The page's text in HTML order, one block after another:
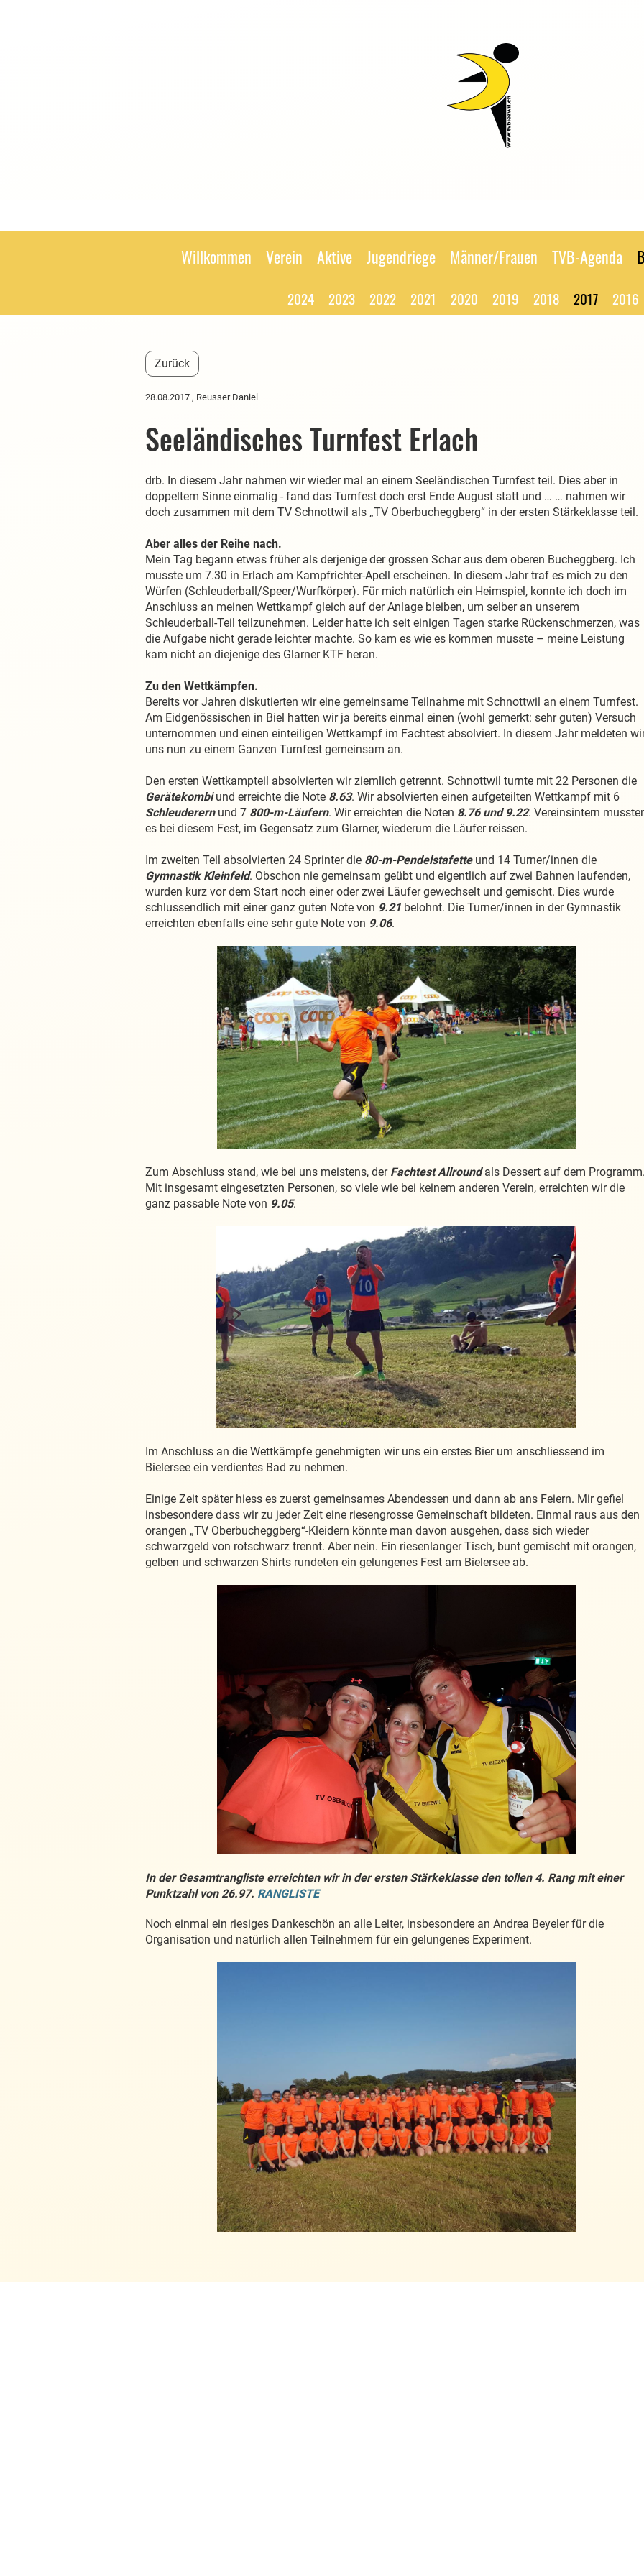
Willkommen Verein Aktive Jugendriege Männer/Frauen TVB-Agenda
2024 2023 2022 2021 2020 2019 2018 2017 2016
Zurück
28.08.2017, Reusser Daniel
Seeländisches Turnfest Erlach
drb. In diesem Jahr nahmen wir wieder mal an einem Seeländischen Turnfest teil. Dies aber in
doppeltem Sinne einmalig - fand das Turnfest doch erst Ende August statt und … … nahmen wir
doch zusammen mit dem TV Schnottwil als „TV Oberbucheggberg“ in der ersten Stärkeklasse teil.
Aber alles der Reihe nach.
Mein Tag begann etwas früher als derjenige der grossen Schar aus dem oberen Bucheggberg. Ich
musste um 7.30 in Erlach am Kampfrichter-Apell erscheinen. In diesem Jahr traf es mich zu den
Würfen (Schleuderball/Speer/Wurfkörper). Für mich natürlich ein Heimspiel, konnte ich doch im
Anschluss an meinen Wettkampf gleich auf der Anlage bleiben, um selber an unserem
Schleuderball-Teil teilzunehmen. Leider hatte ich seit einigen Tagen starke Rückenschmerzen, was
die Aufgabe nicht gerade leichter machte. So kam es wie es kommen musste – meine Leistung
kam nicht an diejenige des Glarner KTF heran.
Zu den Wettkämpfen.
Bereits vor Jahren diskutierten wir eine gemeinsame Teilnahme mit Schnottwil an einem Turnfest.
Am Eidgenössischen in Biel hatten wir ja bereits einmal einen (wohl gemerkt: sehr guten) Versuch
unternommen und einen einteiligen Wettkampf im Fachtest absolviert. In diesem Jahr meldeten
uns nun zu einem Ganzen Turnfest gemeinsam an.
Den ersten Wettkampteil absolvierten wir ziemlich getrennt. Schnottwil turnte mit 22 Personen die
Gerätekombi und erreichte die Note 8.63. Wir absolvierten einen aufgeteilten Wettkampf mit 6
Schleuderern und 7 800-m-Läufern. Wir erreichten die Noten 8.76 und 9.22. Vereinsintern
es bei diesem Fest, im Gegensatz zum Glarner, wiederum die Läufer reissen.
Im zweiten Teil absolvierten 24 Sprinter die 80-m-Pendelstafetteund 14 Turner/innen die
Gymnastik Kleinfeld. Obschon nie gemeinsam geübt und eigentlich auf zwei Bahnen laufenden,
wurden kurz vor dem Start noch einer oder zwei Läufer gewechselt und gemischt. Dies wurde
schlussendlich mit einer ganz guten Note von 9.21belohnt. Die Turner/innen in der Gymnastik
erreichten ebenfalls eine sehr gute Note von 9.06.
Zum Abschluss stand, wie bei uns meistens, der Fachtest Allroundals Dessert auf dem
Mit insgesamt eingesetzten Personen, so viele wie bei keinem anderen Verein, erreichten wir die
ganz passable Note von 9.05.
Im Anschluss an die Wettkämpfe genehmigten wir uns ein erstes Bier um anschliessend im
Bielersee ein verdientes Bad zu nehmen.
Einige Zeit später hiess es zuerst gemeinsames Abendessen und dann ab ans Feiern. Mir gefiel
insbesondere dass wir zu jeder Zeit eine riesengrosse Gemeinschaft bildeten. Einmal raus aus den
orangen „TV Oberbucheggberg“-Kleidern könnte man davon ausgehen, dass sich wieder
schwarzgeld von rotschwarz trennt. Aber nein. Ein riesenlanger Tisch, bunt gemischt mit orangen,
gelben und schwarzen Shirts rundeten ein gelungenes Fest am Bielersee ab.
In der Gesamtrangliste erreichten wir in der ersten Stärkeklasse den tollen 4. Rang mit einer
Punktzahl von 26.97. RANGLISTE
Noch einmal ein riesiges Dankeschön an alle Leiter, insbesondere an Andrea Beyeler für die
Organisation und natürlich allen Teilnehmern für ein gelungenes Experiment.